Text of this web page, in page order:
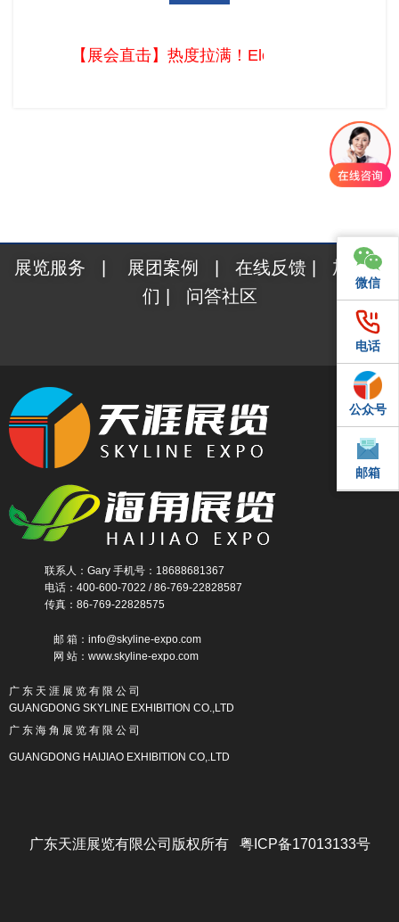
【展会直击】热度拉满！Eletrolar Show
微信
电话
QQ
邮箱
微信
电话
公众号
邮箱
展览服务 展团案例 在线反馈| 加入我
们
问答社区
联系人：Gary 手机号：18688681367
电话：400-600-7022 / 86-769-22828587
传真：86-769-22828575
邮 箱：info@skyline-expo.com
网 站：www.skyline-expo.com
广 东 天 涯 展 览 有 限 公 司
GUANGDONG SKYLINE EXHIBITION CO.,LTD
广 东 海 角 展 览 有 限 公 司
GUANGDONG HAIJIAO EXHIBITION CO,.LTD
广东天涯展览有限公司版权所有 粤ICP备17013133号